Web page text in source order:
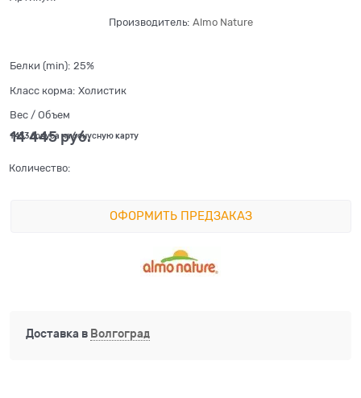
Производитель: Almo Nature
Белки (min): 25%
Класс корма: Холистик
Вес / Объем
14 445 руб.
+433 бонуса на бонусную карту
Количество:
ОФОРМИТЬ ПРЕДЗАКАЗ
Доставка в Волгоград